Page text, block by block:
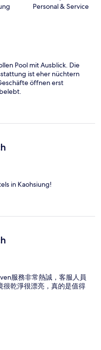
Personal & Service
Pool mit Ausblick. Die
ist eher nüchtern
öffnen erst
in Kaohsiung!
服務非常熱誠，客服人員
很乾淨很漂亮，真的是值得